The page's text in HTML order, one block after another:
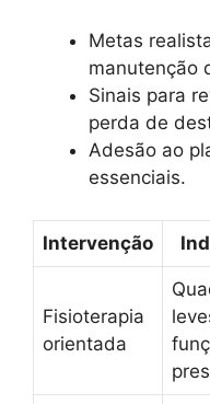
Metas
manutenção
Sinais para
perda de
Adesão ao
essenciais.
Intervenção
Fisioterapia
orientada